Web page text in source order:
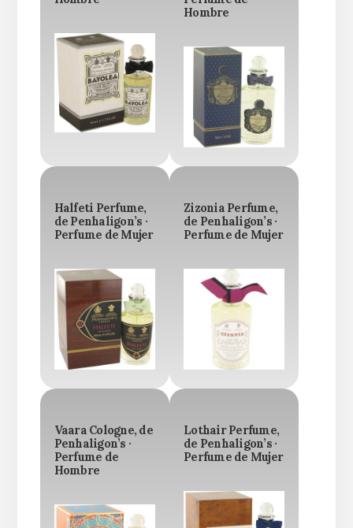
Hombre
Halfeti Perfume,
de Penhaligon’s ·
Perfume de Mujer
Zizonia Perfume,
de Penhaligon’s ·
Perfume de Mujer
Vaara Cologne, de
Penhaligon’s ·
Perfume de
Hombre
Lothair Perfume,
de Penhaligon’s ·
Perfume de Mujer